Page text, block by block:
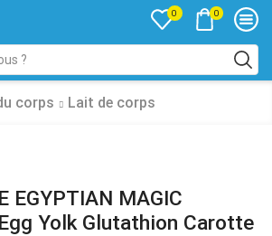
0 0
corps Lait de corps
EGYPTIAN MAGIC
Yolk Glutathion Carotte